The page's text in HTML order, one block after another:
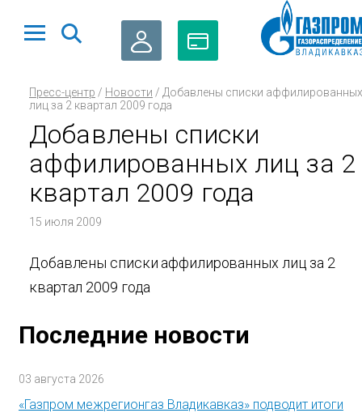
Пресс-центр / Новости / Добавлены списки аффилированных
лиц за 2 квартал 2009 года
Добавлены списки
аффилированных лиц за 2
квартал 2009 года
15 июля 2009
Добавлены списки аффилированных лиц за 2
квартал 2009 года
Последние новости
03 августа 2026
«Газпром межрегионгаз Владикавказ» подводит итоги